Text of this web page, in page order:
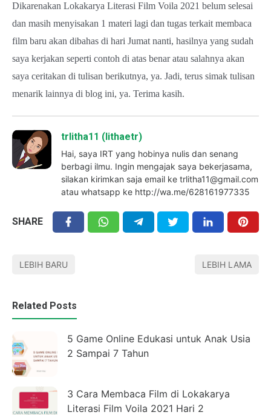
Dikarenakan Lokakarya Literasi Film Voila 2021 belum selesai
dan masih menyisakan 1 materi lagi dan tugas terkait membaca
film baru akan dibahas di hari Jumat nanti, hasilnya yang sudah
saya kerjakan seperti contoh di atas benar atau salahnya akan
saya ceritakan di tulisan berikutnya, ya. Jadi, terus simak tulisan
menarik lainnya di blog ini, ya. Terima kasih.
trlitha11 (lithaetr)
Hai, saya IRT yang hobinya nulis dan senang
berbagi ilmu. Ingin mengajak saya bekerjasama,
silakan kirimkan saja email ke trlitha11@gmail.com
atau whatsapp ke http://wa.me/628161977335
SHARE
LEBIH BARU LEBIH LAMA
Related Posts
5 Game Online Edukasi untuk Anak Usia
2 Sampai 7 Tahun
3 Cara Membaca Film di Lokakarya
Literasi Film Voila 2021 Hari 2